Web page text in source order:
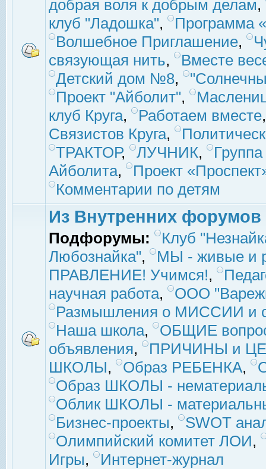
добрая воля к добрым делам,
клуб "Ладошка",
Программа
Волшебное Приглашение,
связующая нить,
Вместе
Детский дом №8,
Проект "Айболит",
клуб Круга, Работаем вместе
Связистов Круга,
ТРАКТОР, ЛУЧНИК,
Айболита,
Проект
Комментарии по детям
Из Внутренних форумов
Подфорумы:
Клуб
Любознайка",
МЫ - живые и
ПРАВЛЕНИЕ! Учимся!,
научная работа,
ООО
Размышления о МИССИИ и
Наша школа,
ОБЩИЕ
объявления,
ПРИЧИНЫ и
ШКОЛЫ, Образ РЕБЕНКА,
Образ ШКОЛЫ -
Облик ШКОЛЫ -
Бизнес-проекты,
SWOT
Олимпийский комитет ЛОИ,
Игры, Интернет-журнал